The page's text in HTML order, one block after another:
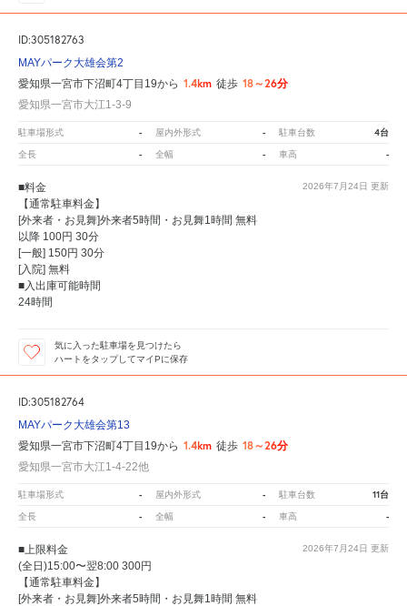
ID:305182763
MAYパーク大雄会第2
愛知県一宮市下沼町4丁目19から 1.4km 徒歩 18～26分
愛知県一宮市大江1-3-9
駐車場形式 - 屋内外形式 - 駐車台数 4台
全長 - 全幅 - 車高 -
2026年7月24日 更新
■料金
【通常駐車料金】
[外来者・お見舞]外来者5時間・お見舞1時間 無料
以降 100円 30分
[一般] 150円 30分
[入院] 無料
■入出庫可能時間
24時間
気に入った駐車場を見つけたら
ハートをタップしてマイPに保存
ID:305182764
MAYパーク大雄会第13
愛知県一宮市下沼町4丁目19から 1.4km 徒歩 18～26分
愛知県一宮市大江1-4-22他
駐車場形式 - 屋内外形式 - 駐車台数 11台
全長 - 全幅 - 車高 -
2026年7月24日 更新
■上限料金
(全日)15:00〜翌8:00 300円
【通常駐車料金】
[外来者・お見舞]外来者5時間・お見舞1時間 無料